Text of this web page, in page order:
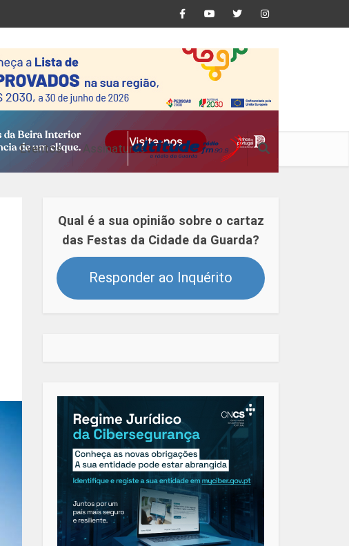
Eventos Assinaturas
Qual é a sua opinião sobre o cartaz
das Festas da Cidade da Guarda?
Responder ao Inquérito